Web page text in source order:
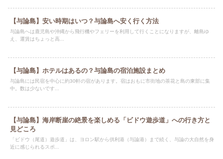
【与論島】安い時期はいつ？与論島へ安く行く方法
与論島へは鹿児島や沖縄から飛行機やフェリーを利用して行くことになりますが、離島ゆ
え、運賃はちょっと高...
【与論島】ホテルはあるの？与論島の宿泊施設まとめ
与論島には民宿を中心に約30軒の宿があります。宿はおもに市街地の茶花と島の東部に集
中。数は少ないです...
【与論島】海岸断崖の絶景を楽しめる「ビドウ遊歩道」への行き方と
見どころ
「ビドウ（尾道）遊歩道」は、ヨロン駅から供利港（与論港）まで続く、与論の大自然を身
近に感じられるスポ...